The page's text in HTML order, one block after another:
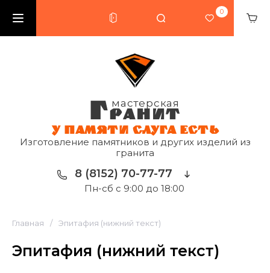
0
мастерская
ГРАНИТ
У ПАМЯТИ СЛУГА ЕСТЬ
Изготовление памятников и других изделий из
гранита
8 (8152) 70-77-77
Пн-сб с 9:00 до 18:00
Главная / Эпитафия (нижний текст)
Эпитафия (нижний текст)